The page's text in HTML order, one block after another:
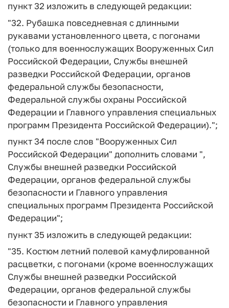
пункт 32 изложить в следующей редакции:
"32. Рубашка повседневная с длинными
рукавами установленного цвета, с погонами
(только для военнослужащих Вооруженных Сил
Российской Федерации, Службы внешней
разведки Российской Федерации, органов
федеральной службы безопасности,
Федеральной службы охраны Российской
Федерации и Главного управления специальных
программ Президента Российской Федерации).";
пункт 34 после слов "Вооруженных Сил
Российской Федерации" дополнить словами ",
Службы внешней разведки Российской
Федерации, органов федеральной службы
безопасности и Главного управления
специальных программ Президента Российской
Федерации";
пункт 35 изложить в следующей редакции:
"35. Костюм летний полевой камуфлированной
расцветки, с погонами (кроме военнослужащих
Службы внешней разведки Российской
Федерации, органов федеральной службы
безопасности и Главного управления